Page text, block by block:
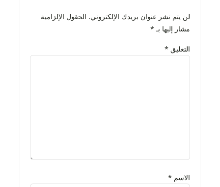
لن يتم نشر عنوان بريدك الإلكتروني. الحقول الإلزامية
مشار إليها بـ*
التعليق *
الاسم *